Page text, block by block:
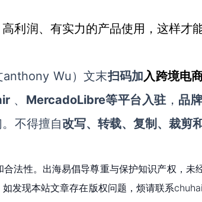
利润、有实力的产品使用，这样才
anthony Wu ）文末扫码加入 跨境电
、 MercadoLibre等平台入驻 ， 品
。不得擅自改写、转载、复制、裁剪
法性。出海易倡导尊重与保护知识产权，未
发现本站文章存在版权问题，烦请联系